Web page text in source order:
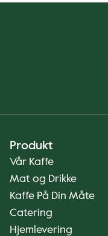
Produkt
Vår Kaffe
Mat og Drikke
Kaffe På Din Måte
Catering
Hjemlevering